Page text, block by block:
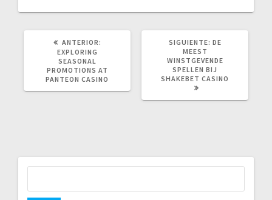
ANTERIOR:
EXPLORING
SEASONAL
PROMOTIONS AT
PANTEON CASINO
SIGUIENTE: SIGUIENTE
DE
MEEST
WINSTGEVENDE
SPELLEN BIJ
SHAKEBET CASINO